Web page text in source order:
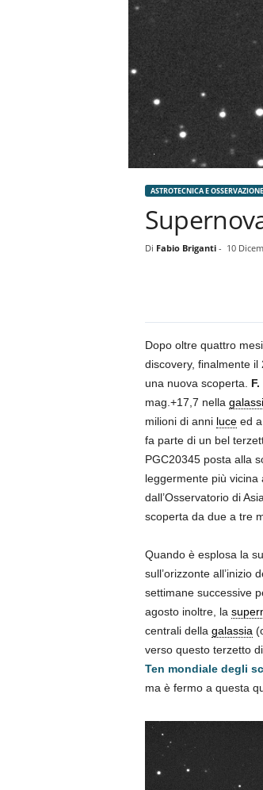
ASTROTECNICA E OSSERVAZIONE
Di Fabio Briganti- 10
Dopo oltre quattro
discovery, finalmente il
una nuova scoperta.
mag.+17,7 nella
milioni di anni luceed a
fa parte di un bel
PGC20345 posta alla
leggermente più
dall’Osservatorio di
scoperta da due a tre
Quando è esplosa la
sull’orizzonte all’inizio
settimane successive
agosto inoltre, la
centrali della galassia
verso questo terzetto
Ten mondiale degli
ma è fermo a questa